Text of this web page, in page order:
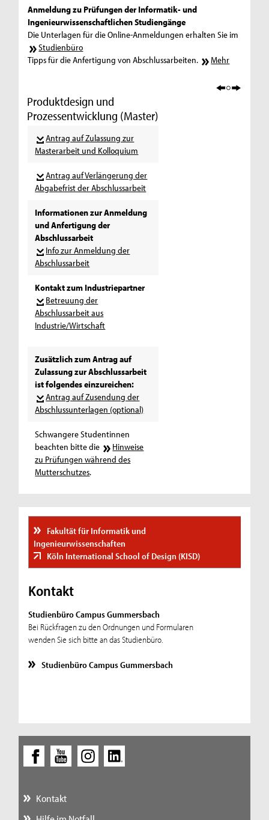
Anmeldung zu Prüfungen der Informatik- und
Ingenieurwissenschaftlichen Studiengänge
Die Unterlagen für die Online-Anmeldungen erhalten Sie im
Studienbüro
Tipps für die Anfertigung von Abschlussarbeiten.
Mehr
Produktdesign und
Prozessentwicklung (Master)
Antrag auf Zulassung zur
Masterarbeit und Kolloquium
Antrag auf Verlängerung der
Abgabefrist der Abschlussarbeit
Informationen zur Anmeldung
und Anfertigung der
Abschlussarbeit
Info zur Anmeldung der
Abschlussarbeit
Kontakt zum Industriepartner
Betreuung der
Abschlussarbeit aus
Industrie/Wirtschaft
Zusätzlich zum Antrag auf
Zulassung zur Abschlussarbeit
ist folgendes einzureichen:
Antrag auf Zusendung der
Abschlussunterlagen (optional)
Schwangere Studentinnen
beachten bitte die
Hinweise
zu Prüfungen während des
Mutterschutzes.
Fakultät für Informatik und
Ingenieurwissenschaften
Köln International School of Design (KISD)
Kontakt
Studienbüro Campus Gummersbach
Bei Rückfragen zu den Ordnungen und Formularen
wenden Sie sich bitte an das Studienbüro.
Studienbüro Campus Gummersbach
Kontakt